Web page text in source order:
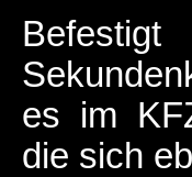
es im
die sich